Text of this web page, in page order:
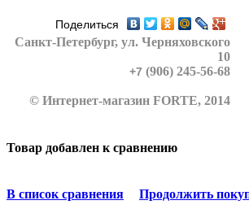
Поделиться
Санкт-Петербург, ул. Черняховского
10
+7 (906) 245-56-68
© Интернет-магазин FORTE, 2014
Товар добавлен к сравнению
В список сравнения Продолжить